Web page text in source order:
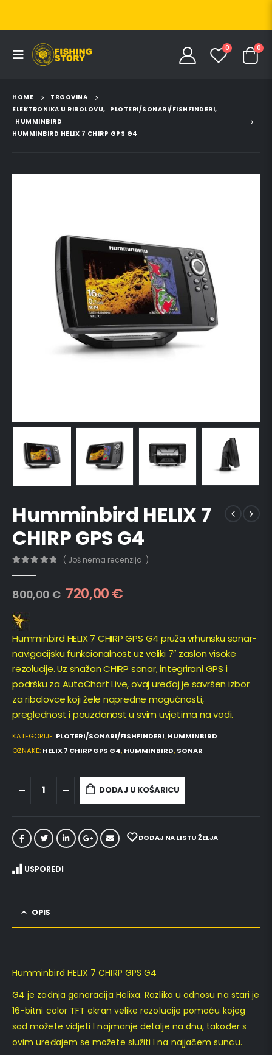
0 0
HOME
TRGOVINA
ELEKTRONIKA U RIBOLOVU, PLOTERI/SONARI/FISHFINDERI,
HUMMINBIRD
HUMMINBIRD HELIX 7 CHIRP GPS G4
Humminbird HELIX 7
CHIRP GPS G4
( Još nema recenzija. )
800,00€ 720,00€
Humminbird HELIX 7 CHIRP GPS G4 pruža vrhunsku sonar-
navigacijsku funkcionalnost uz veliki 7″ zaslon visoke
rezolucije. Uz snažan CHIRP sonar, integrirani GPS i
podršku za AutoChart Live, ovaj uređaj je savršen izbor
za ribolovce koji žele napredne mogućnosti,
preglednost i pouzdanost u svim uvjetima na vodi.
KATEGORIJE: PLOTERI/SONARI/FISHFINDERI, HUMMINBIRD
OZNAKE: HELIX 7 CHIRP GPS G4, HUMMINBIRD, SONAR
DODAJ U KOŠARICU
DODAJ NA LISTU ŽELJA
USPOREDI
OPIS
Humminbird HELIX 7 CHIRP GPS G4
G4 je zadnja generacija Helixa. Razlika u odnosu na stari je
16-bitni color TFT ekran velike rezolucije pomoću kojeg
sad možete vidjeti I najmanje detalje na dnu, također s
ovim uređajem se možete služiti I na najjačem suncu.